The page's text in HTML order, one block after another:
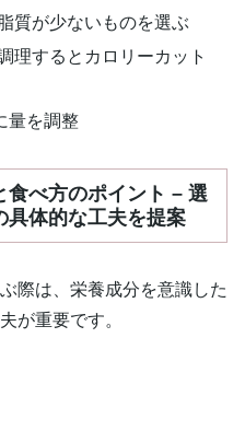
質が少ないものを選ぶ
理するとカロリーカット
量を調整
べ方のポイント – 選
具体的な工夫を提案
際は、栄養成分を意識した
が重要です。